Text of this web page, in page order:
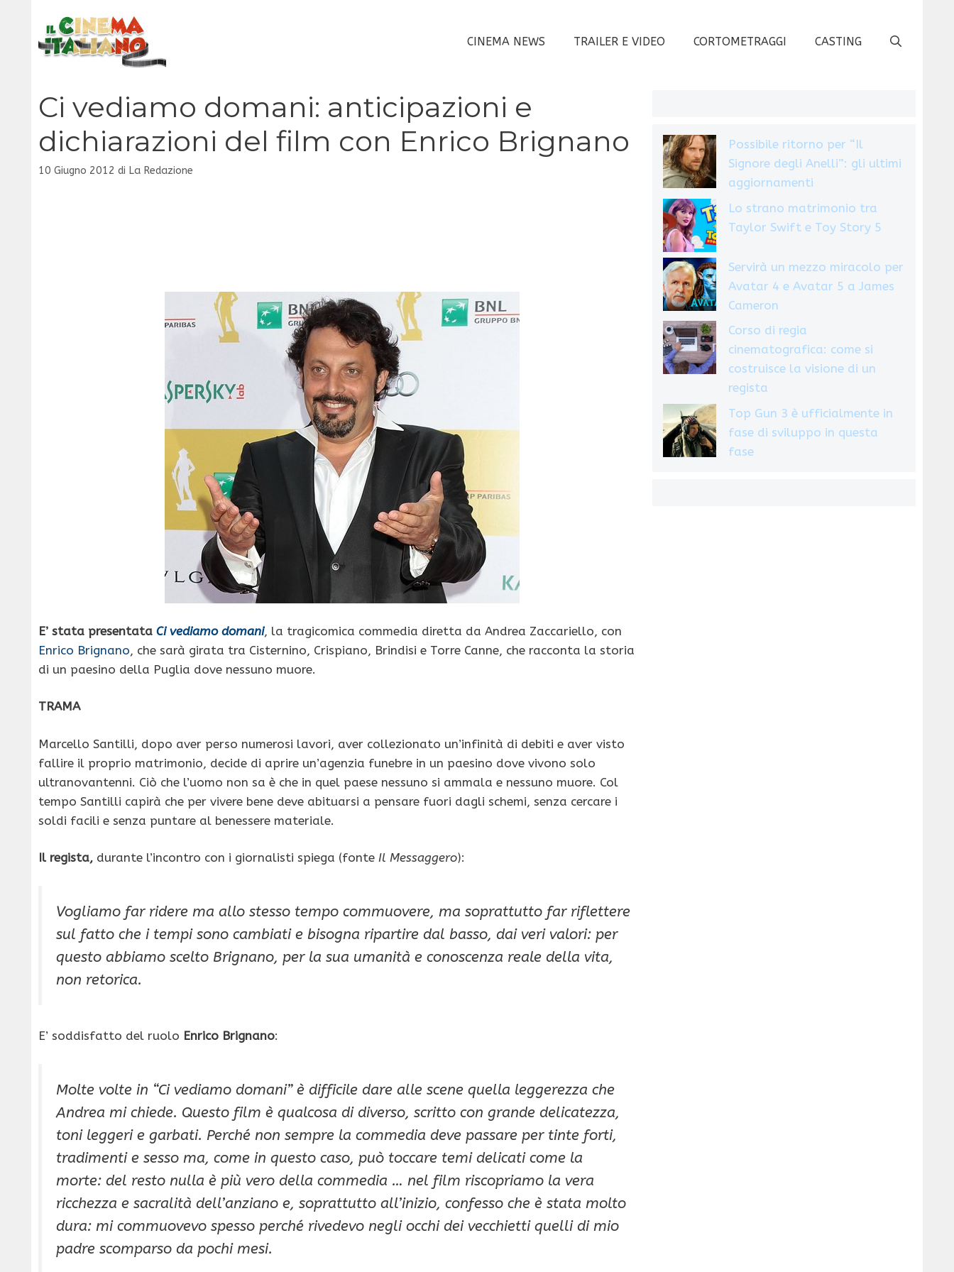
contenuto
CINEMA NEWS TRAILER E VIDEO CORTOMETRAGGI CASTING
Ci vediamo domani: anticipazioni e
dichiarazioni del film con Enrico Brignano
10 Giugno 2012 di La Redazione
E’ stata presentata Ci vediamo domani, la tragicomica commedia diretta da Andrea Zaccariello, con
Enrico Brignano, che sarà girata tra Cisternino, Crispiano, Brindisi e Torre Canne, che racconta la storia
di un paesino della Puglia dove nessuno muore.
TRAMA
Marcello Santilli, dopo aver perso numerosi lavori, aver collezionato un’infinità di debiti e aver visto
fallire il proprio matrimonio, decide di aprire un’agenzia funebre in un paesino dove vivono solo
ultranovantenni. Ciò che l’uomo non sa è che in quel paese nessuno si ammala e nessuno muore. Col
tempo Santilli capirà che per vivere bene deve abituarsi a pensare fuori dagli schemi, senza cercare i
soldi facili e senza puntare al benessere materiale.
Il regista, durante l’incontro con i giornalisti spiega (fonte Il Messaggero):
Vogliamo far ridere ma allo stesso tempo commuovere, ma soprattutto far riflettere
sul fatto che i tempi sono cambiati e bisogna ripartire dal basso, dai veri valori: per
questo abbiamo scelto Brignano, per la sua umanità e conoscenza reale della vita,
non retorica.
E’ soddisfatto del ruolo Enrico Brignano:
Molte volte in “Ci vediamo domani” è difficile dare alle scene quella leggerezza che
Andrea mi chiede. Questo film è qualcosa di diverso, scritto con grande delicatezza,
toni leggeri e garbati. Perché non sempre la commedia deve passare per tinte forti,
tradimenti e sesso ma, come in questo caso, può toccare temi delicati come la
morte: del resto nulla è più vero della commedia … nel film riscopriamo la vera
ricchezza e sacralità dell’anziano e, soprattutto all’inizio, confesso che è stata molto
dura: mi commuovevo spesso perché rivedevo negli occhi dei vecchietti quelli di mio
padre scomparso da pochi mesi.
Possibile ritorno per “Il
Signore degli Anelli”: gli ultimi
aggiornamenti
Lo strano matrimonio tra
Taylor Swift e Toy Story 5
Servirà un mezzo miracolo per
Avatar 4 e Avatar 5 a James
Cameron
Corso di regia
cinematografica: come si
costruisce la visione di un
regista
Top Gun 3 è ufficialmente in
fase di sviluppo in questa
fase